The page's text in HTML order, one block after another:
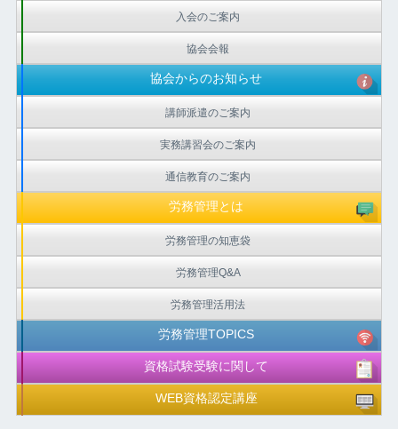
入会のご案内
協会会報
協会からのお知らせ
講師派遣のご案内
実務講習会のご案内
通信教育のご案内
労務管理とは
労務管理の知恵袋
労務管理Q&A
労務管理活用法
労務管理TOPICS
資格試験受験に関して
WEB資格認定講座